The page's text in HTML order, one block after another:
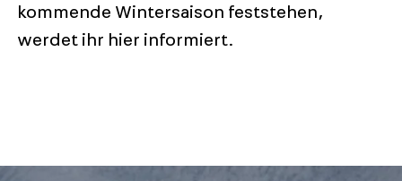
kommende Wintersaison feststehen,
werdet ihr hier informiert.